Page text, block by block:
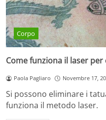
Corpo
Come funziona il laser
Paola Pagliaro Novembre 17,
Si possono eliminare i
funziona il metodo laser.